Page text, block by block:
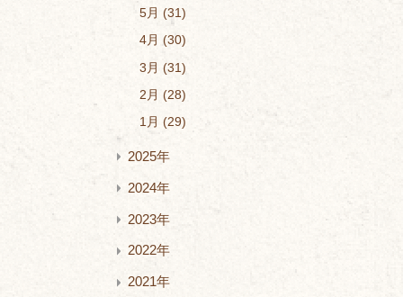
5月
31
4月
30
3月
31
2月
28
1月
29
2025年
2024年
2023年
2022年
2021年